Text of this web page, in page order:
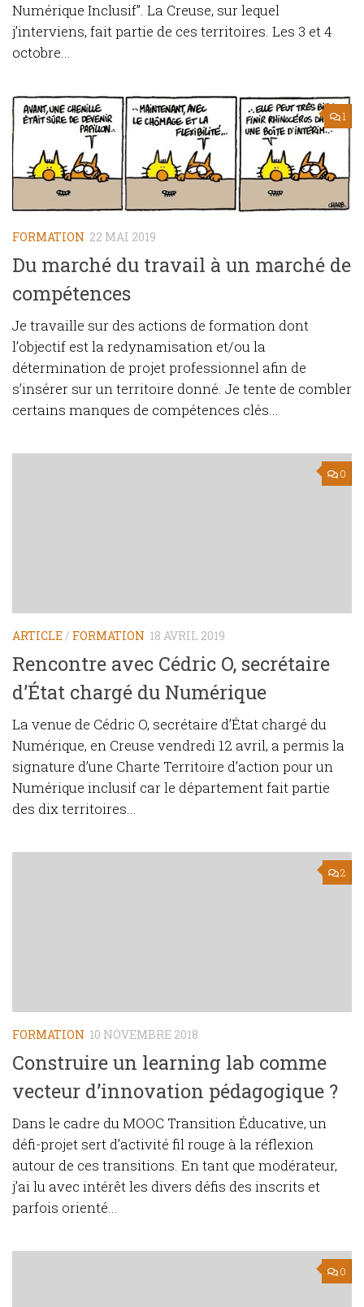
Numérique Inclusif”. La Creuse, sur lequel
j’interviens, fait partie de ces territoires. Les 3 et 4
octobre...
1
FORMATION 22 MAI 2019
Du marché du travail à un marché de
compétences
Je travaille sur des actions de formation dont
l’objectif est la redynamisation et/ou la
détermination de projet professionnel afin de
s’insérer sur un territoire donné. Je tente de combler
certains manques de compétences clés...
0
ARTICLE/ FORMATION 18 AVRIL 2019
Rencontre avec Cédric O, secrétaire
d’État chargé du Numérique
La venue de Cédric O, secrétaire d’État chargé du
Numérique, en Creuse vendredi 12 avril, a permis la
signature d’une Charte Territoire d’action pour un
Numérique inclusif car le département fait partie
des dix territoires...
2
FORMATION 10 NOVEMBRE 2018
Construire un learning lab comme
vecteur d’innovation pédagogique ?
Dans le cadre du MOOC Transition Éducative, un
défi-projet sert d’activité fil rouge à la réflexion
autour de ces transitions. En tant que modérateur,
j’ai lu avec intérêt les divers défis des inscrits et
parfois orienté...
0